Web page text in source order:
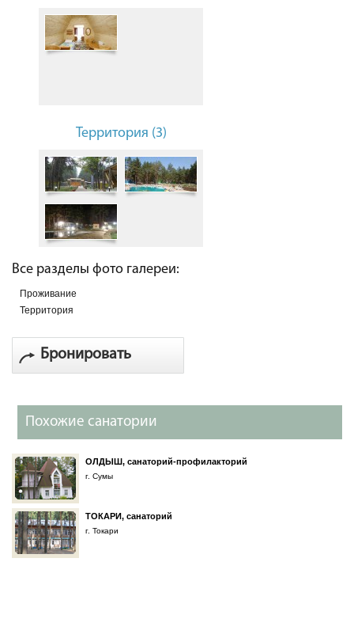
Территория (3)
Все разделы фото галереи:
Проживание
Территория
Бронировать
Похожие санатории
ОЛДЫШ, санаторий-профилакторий
г. Сумы
ТОКАРИ, санаторий
г. Токари